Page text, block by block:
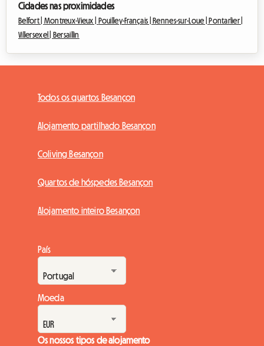
Cidades nas proximidades
Belfort | Montreux-Vieux | Pouilley-Français | Rennes-sur-Loue |
Pontarlier |
Villersexel |
Bersaillin
Todos os quartos Besançon
Alojamento partilhado Besançon
Coliving Besançon
Quartos de hóspedes Besançon
Alojamento inteiro Besançon
País
Moeda
Os nossos tipos de alojamento